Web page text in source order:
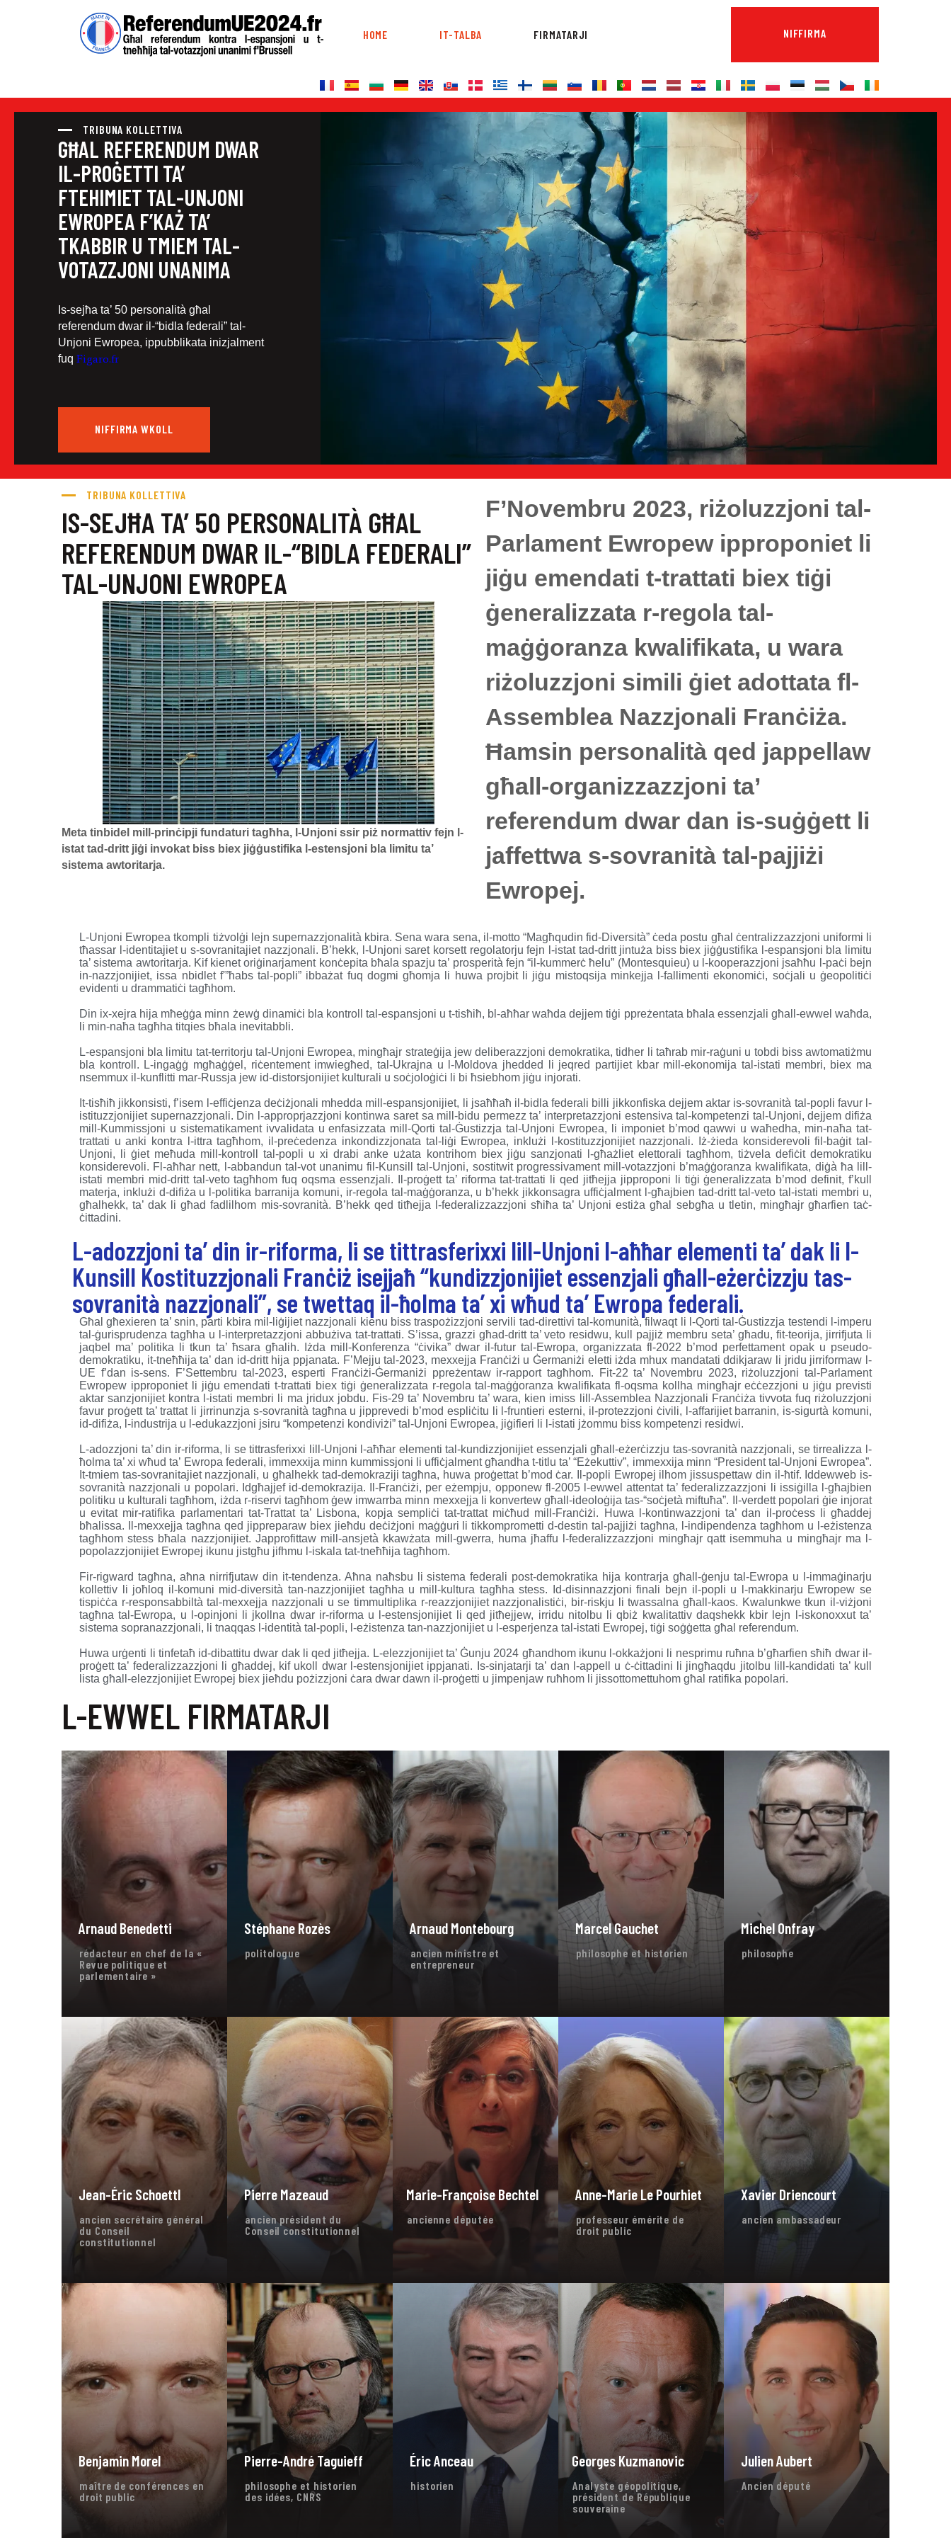
HOME IT-TALBA FIRMATARJI NIFFIRMA
TRIBUNA KOLLETTIVA
GĦAL REFERENDUM DWAR
IL-PROĠETTI TA’
FTEHIMIET TAL-UNJONI
EWROPEA F’KAŻ TA’
TKABBIR U TMIEM TAL-
VOTAZZJONI UNANIMA
Is-sejħa ta’ 50 personalità għal
referendum dwar il-“bidla federali” tal-
Unjoni Ewropea, ippubblikata inizjalment
fuq Figaro.fr
NIFFIRMA WKOLL
TRIBUNA KOLLETTIVA
IS-SEJĦA TA’ 50 PERSONALITÀ GĦAL
REFERENDUM DWAR IL-“BIDLA FEDERALI”
TAL-UNJONI EWROPEA
Meta tinbidel mill-prinċipji fundaturi tagħha, l-Unjoni ssir piż normattiv fejn l-
istat tad-dritt jiġi invokat biss biex jiġġustifika l-estensjoni bla limitu ta’
sistema awtoritarja.
F’Novembru 2023, riżoluzzjoni tal-
Parlament Ewropew ipproponiet li
jiġu emendati t-trattati biex tiġi
ġeneralizzata r-regola tal-
maġġoranza kwalifikata, u wara
riżoluzzjoni simili ġiet adottata fl-
Assemblea Nazzjonali Franċiża.
Ħamsin personalità qed jappellaw
għall-organizzazzjoni ta’
referendum dwar dan is-suġġett li
jaffettwa s-sovranità tal-pajjiżi
Ewropej.
L-Unjoni Ewropea tkompli tiżvolġi lejn supernazzjonalità kbira. Sena wara sena, il-motto “Magħqudin fid-Diversità” ċeda postu għal ċentralizzazzjoni uniformi li
tħassar l-identitajiet u s-sovranitajiet nazzjonali. B’hekk, l-Unjoni saret korsett regolatorju fejn l-istat tad-dritt jintuża biss biex jiġġustifika l-espansjoni bla limitu
ta’ sistema awtoritarja. Kif kienet oriġinarjament konċepita bħala spazju ta’ prosperità fejn “il-kummerċ ħelu” (Montesquieu) u l-kooperazzjoni jsaħħu l-paċi bejn
in-nazzjonijiet, issa nbidlet f'”ħabs tal-popli” ibbażat fuq dogmi għomja li huwa projbit li jiġu mistoqsija minkejja l-fallimenti ekonomiċi, soċjali u ġeopolitiċi
evidenti u drammatiċi tagħhom.
Din ix-xejra hija mħeġġa minn żewġ dinamiċi bla kontroll tal-espansjoni u t-tisħiħ, bl-aħħar waħda dejjem tiġi ppreżentata bħala essenzjali għall-ewwel waħda,
li min-naħa tagħha titqies bħala inevitabbli.
L-espansjoni bla limitu tat-territorju tal-Unjoni Ewropea, mingħajr strateġija jew deliberazzjoni demokratika, tidher li taħrab mir-raġuni u tobdi biss awtomatiżmu
bla kontroll. L-ingaġġ mgħaġġel, riċentement imwiegħed, tal-Ukrajna u l-Moldova jhedded li jeqred partijiet kbar mill-ekonomija tal-istati membri, biex ma
nsemmux il-kunflitti mar-Russja jew id-distorsjonijiet kulturali u soċjoloġiċi li bi ħsiebhom jiġu injorati.
It-tisħiħ jikkonsisti, f’isem l-effiċjenza deċiżjonali mhedda mill-espansjonijiet, li jsaħħaħ il-bidla federali billi jikkonfiska dejjem aktar is-sovranità tal-popli favur l-
istituzzjonijiet supernazzjonali. Din l-approprjazzjoni kontinwa saret sa mill-bidu permezz ta’ interpretazzjoni estensiva tal-kompetenzi tal-Unjoni, dejjem difiża
mill-Kummissjoni u sistematikament ivvalidata u enfasizzata mill-Qorti tal-Ġustizzja tal-Unjoni Ewropea, li imponiet b’mod qawwi u waħedha, min-naħa tat-
trattati u anki kontra l-ittra tagħhom, il-preċedenza inkondizzjonata tal-liġi Ewropea, inklużi l-kostituzzjonijiet nazzjonali. Iż-żieda konsiderevoli fil-baġit tal-
Unjoni, li ġiet meħuda mill-kontroll tal-popli u xi drabi anke użata kontrihom biex jiġu sanzjonati l-għażliet elettorali tagħhom, tiżvela defiċit demokratiku
konsiderevoli. Fl-aħħar nett, l-abbandun tal-vot unanimu fil-Kunsill tal-Unjoni, sostitwit progressivament mill-votazzjoni b’maġġoranza kwalifikata, diġà ħa lill-
istati membri mid-dritt tal-veto tagħhom fuq oqsma essenzjali. Il-proġett ta’ riforma tat-trattati li qed jitħejja jipproponi li tiġi ġeneralizzata b’mod definit, f’kull
materja, inklużi d-difiża u l-politika barranija komuni, ir-regola tal-maġġoranza, u b’hekk jikkonsagra uffiċjalment l-għajbien tad-dritt tal-veto tal-istati membri u,
għalhekk, ta’ dak li għad fadlilhom mis-sovranità. B’hekk qed titħejja l-federalizzazzjoni sħiħa ta’ Unjoni estiża għal sebgħa u tletin, mingħajr għarfien taċ-
ċittadini.
L-adozzjoni ta’ din ir-riforma, li se tittrasferixxi lill-Unjoni l-aħħar elementi ta’ dak li l-
Kunsill Kostituzzjonali Franċiż isejjaħ “kundizzjonijiet essenzjali għall-eżerċizzju tas-
sovranità nazzjonali”, se twettaq il-ħolma ta’ xi wħud ta’ Ewropa federali.
Għal għexieren ta’ snin, parti kbira mil-liġijiet nazzjonali kienu biss traspożizzjoni servili tad-direttivi tal-komunità, filwaqt li l-Qorti tal-Ġustizzja testendi l-imperu
tal-ġurisprudenza tagħha u l-interpretazzjoni abbużiva tat-trattati. S’issa, grazzi għad-dritt ta’ veto residwu, kull pajjiż membru seta’ għadu, fit-teorija, jirrifjuta li
jaqbel ma’ politika li tkun ta’ ħsara għalih. Iżda mill-Konferenza “ċivika” dwar il-futur tal-Ewropa, organizzata fl-2022 b’mod perfettament opak u pseudo-
demokratiku, it-tneħħija ta’ dan id-dritt hija ppjanata. F’Mejju tal-2023, mexxejja Franċiżi u Ġermaniżi eletti iżda mhux mandatati ddikjaraw li jridu jirriformaw l-
UE f’dan is-sens. F’Settembru tal-2023, esperti Franċiżi-Ġermaniżi ppreżentaw ir-rapport tagħhom. Fit-22 ta’ Novembru 2023, riżoluzzjoni tal-Parlament
Ewropew ipproponiet li jiġu emendati t-trattati biex tiġi ġeneralizzata r-regola tal-maġġoranza kwalifikata fl-oqsma kollha mingħajr eċċezzjoni u jiġu previsti
aktar sanzjonijiet kontra l-istati membri li ma jridux jobdu. Fis-29 ta’ Novembru ta’ wara, kien imiss lill-Assemblea Nazzjonali Franċiża tivvota fuq riżoluzzjoni
favur proġett ta’ trattat li jirrinunzja s-sovranità tagħna u jipprevedi b’mod espliċitu li l-fruntieri esterni, il-protezzjoni ċivili, l-affarijiet barranin, is-sigurtà komuni,
id-difiża, l-industrija u l-edukazzjoni jsiru “kompetenzi kondiviżi” tal-Unjoni Ewropea, jiġifieri li l-istati jżommu biss kompetenzi residwi.
L-adozzjoni ta’ din ir-riforma, li se tittrasferixxi lill-Unjoni l-aħħar elementi tal-kundizzjonijiet essenzjali għall-eżerċizzju tas-sovranità nazzjonali, se tirrealizza l-
ħolma ta’ xi wħud ta’ Ewropa federali, immexxija minn kummissjoni li uffiċjalment għandha t-titlu ta’ “Eżekuttiv”, immexxija minn “President tal-Unjoni Ewropea”.
It-tmiem tas-sovranitajiet nazzjonali, u għalhekk tad-demokraziji tagħna, huwa proġettat b’mod ċar. Il-popli Ewropej ilhom jissuspettaw din il-ħtif. Iddewweb is-
sovranità nazzjonali u popolari. Idgħajjef id-demokrazija. Il-Franċiżi, per eżempju, opponew fl-2005 l-ewwel attentat ta’ federalizzazzjoni li issiġilla l-għajbien
politiku u kulturali tagħhom, iżda r-riservi tagħhom ġew imwarrba minn mexxejja li konvertew għall-ideoloġija tas-“soċjetà miftuħa”. Il-verdett popolari ġie injorat
u evitat mir-ratifika parlamentari tat-Trattat ta’ Lisbona, kopja sempliċi tat-trattat miċħud mill-Franċiżi. Huwa l-kontinwazzjoni ta’ dan il-proċess li għaddej
bħalissa. Il-mexxejja tagħna qed jippreparaw biex jieħdu deċiżjoni maġġuri li tikkomprometti d-destin tal-pajjiżi tagħna, l-indipendenza tagħhom u l-eżistenza
tagħhom stess bħala nazzjonijiet. Japprofittaw mill-ansjetà kkawżata mill-gwerra, huma jħaffu l-federalizzazzjoni mingħajr qatt isemmuha u mingħajr ma l-
popolazzjonijiet Ewropej ikunu jistgħu jifhmu l-iskala tat-tneħħija tagħhom.
Fir-rigward tagħna, aħna nirrifjutaw din it-tendenza. Aħna naħsbu li sistema federali post-demokratika hija kontrarja għall-ġenju tal-Ewropa u l-immaġinarju
kollettiv li joħloq il-komuni mid-diversità tan-nazzjonijiet tagħha u mill-kultura tagħha stess. Id-disinnazzjoni finali bejn il-popli u l-makkinarju Ewropew se
tispiċċa r-responsabbiltà tal-mexxejja nazzjonali u se timmultiplika r-reazzjonijiet nazzjonalistiċi, bir-riskju li twassalna għall-kaos. Kwalunkwe tkun il-viżjoni
tagħna tal-Ewropa, u l-opinjoni li jkollna dwar ir-riforma u l-estensjonijiet li qed jitħejjew, irridu nitolbu li qbiż kwalitattiv daqshekk kbir lejn l-iskonoxxut ta’
sistema sopranazzjonali, li tnaqqas l-identità tal-popli, l-eżistenza tan-nazzjonijiet u l-esperjenza tal-istati Ewropej, tiġi soġġetta għal referendum.
Huwa urġenti li tinfetaħ id-dibattitu dwar dak li qed jitħejja. L-elezzjonijiet ta’ Ġunju 2024 għandhom ikunu l-okkażjoni li nesprimu ruħna b’għarfien sħiħ dwar il-
proġett ta’ federalizzazzjoni li għaddej, kif ukoll dwar l-estensjonijiet ippjanati. Is-sinjatarji ta’ dan l-appell u ċ-ċittadini li jingħaqdu jitolbu lill-kandidati ta’ kull
lista għall-elezzjonijiet Ewropej biex jieħdu pożizzjoni ċara dwar dawn il-proġetti u jimpenjaw ruħhom li jissottomettuhom għal ratifika popolari.
L-EWWEL FIRMATARJI
Arnaud Benedetti
rédacteur en chef de la «
Revue politique et
parlementaire »
Stéphane Rozès
politologue
Arnaud Montebourg
ancien ministre et
entrepreneur
Marcel Gauchet
philosophe et historien
Michel Onfray
philosophe
Jean-Éric Schoettl
ancien secrétaire général
du Conseil
constitutionnel
Pierre Mazeaud
ancien président du
Conseil constitutionnel
Marie-Françoise Bechtel
ancienne députée
Anne-Marie Le Pourhiet
professeur émérite de
droit public
Xavier Driencourt
ancien ambassadeur
Benjamin Morel
maître de conférences en
droit public
Pierre-André Taguieff
philosophe et historien
des idées, CNRS
Éric Anceau
historien
Georges Kuzmanovic
Analyste géopolitique,
président de République
souveraine
Julien Aubert
Ancien député